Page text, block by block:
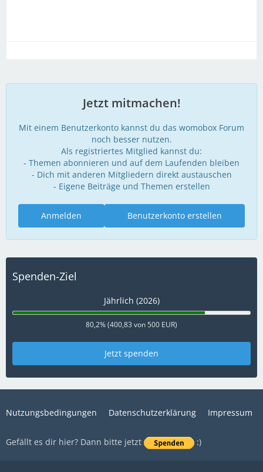
Jetzt mitmachen!
Mit einem Benutzerkonto kannst du das womobox Forum
noch besser nutzen.
Als registriertes Mitglied kannst du:
- Themen abonnieren und auf dem Laufenden bleiben
- Dich mit anderen Mitgliedern direkt austauschen
- Eigene Beiträge und Themen erstellen
Benutzerkonto erstellen
Anmelden
Spenden-Ziel
Jährlich (2026)
80,2% (400,83 von 500 EUR)
Jetzt spenden
Nutzungsbedingungen Datenschutzerklärung Impressum
Gefällt es dir hier? Dann bitte jetzt :)